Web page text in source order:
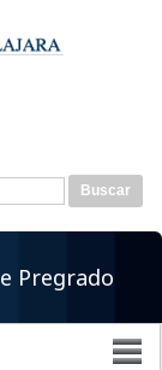
de
Pregrado